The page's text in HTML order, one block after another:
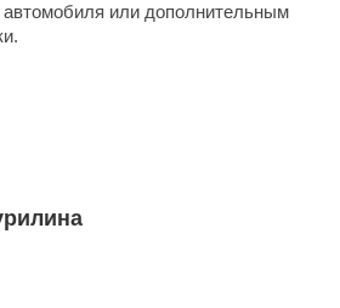
автомобиля или дополнительным